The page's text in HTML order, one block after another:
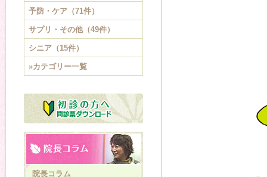
予防・ケア（71件）
サプリ・その他（49件）
シニア（15件）
»カテゴリー一覧
院長コラム